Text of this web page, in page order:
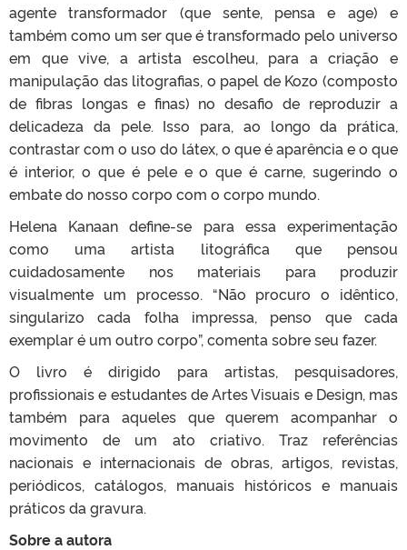
agente transformador (que sente, pensa e age) e
também como um ser que é transformado pelo universo
em que vive, a artista escolheu, para a criação e
manipulação das litografias, o papel de Kozo (composto
de fibras longas e finas) no desafio de reproduzir a
delicadeza da pele. Isso para, ao longo da prática,
contrastar com o uso do látex, o que é aparência e o que
é interior, o que é pele e o que é carne, sugerindo o
embate do nosso corpo com o corpo mundo.
Helena Kanaan define-se para essa experimentação
como uma artista litográfica que pensou
cuidadosamente nos materiais para produzir
visualmente um processo. “Não procuro o idêntico,
singularizo cada folha impressa, penso que cada
exemplar é um outro corpo”, comenta sobre seu fazer.
O livro é dirigido para artistas, pesquisadores,
profissionais e estudantes de Artes Visuais e Design, mas
também para aqueles que querem acompanhar o
movimento de um ato criativo. Traz referências
nacionais e internacionais de obras, artigos, revistas,
periódicos, catálogos, manuais históricos e manuais
práticos da gravura.
Sobre a autora